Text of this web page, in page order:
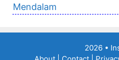
Mendalam
2026 •